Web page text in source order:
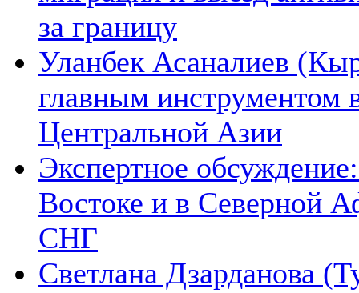
за границу
Уланбек Асаналиев
главным инструментом
Центральной Азии
Экспертное
Востоке и в Северной
СНГ
Светлана Дзарданова